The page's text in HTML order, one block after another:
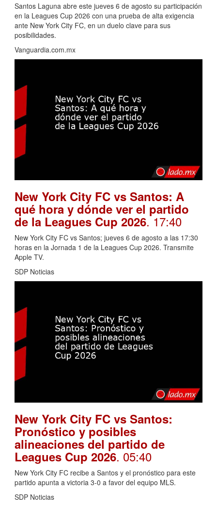
Santos Laguna abre este jueves 6 de agosto su participación
en la Leagues Cup 2026 con una prueba de alta exigencia
ante New York City FC, en un duelo clave para sus
posibilidades.
Vanguardia.com.mx
New York City FC vs Santos: A
qué hora y dónde ver el partido
de la Leagues Cup 2026. 17:40
New York City FC vs Santos; jueves 6 de agosto a las 17:30
horas en la Jornada 1 de la Leagues Cup 2026. Transmite
Apple TV.
SDP Noticias
New York City FC vs Santos:
Pronóstico y posibles
alineaciones del partido de
Leagues Cup 2026. 05:40
New York City FC recibe a Santos y el pronóstico para este
partido apunta a victoria 3-0 a favor del equipo MLS.
SDP Noticias